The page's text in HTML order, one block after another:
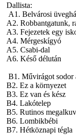
Dallista:
A1. Belvárosi
A2. Robbantgatunk,
A3. Fejezetek egy
A4. Mérgeskígyó
A5. Csabi-dal
A6. Késő délután
B1. Művirágot sodor
B2. Ez a környezet
B3. Ez van és kész
B4. Lakótelep
B5. Rutinos
B6. Lombikbébi
B7. Hétköznapi tégla